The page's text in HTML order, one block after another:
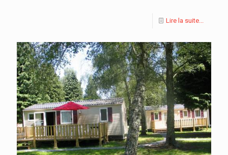
Lire la suite...